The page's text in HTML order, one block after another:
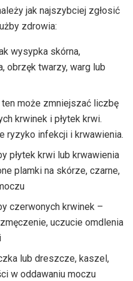
jak najszybciej zgłosić
zdrowia:
wysypka skórna,
obrzęk twarzy, warg lub
może zmniejszać liczbę
krwinek i płytek krwi.
ryzyko infekcji i krwawienia.
płytek krwi lub krwawienia
plamki na skórze, czarne,
czerwonych krwinek –
uczucie omdlenia
lub dreszcze, kaszel,
w oddawaniu moczu